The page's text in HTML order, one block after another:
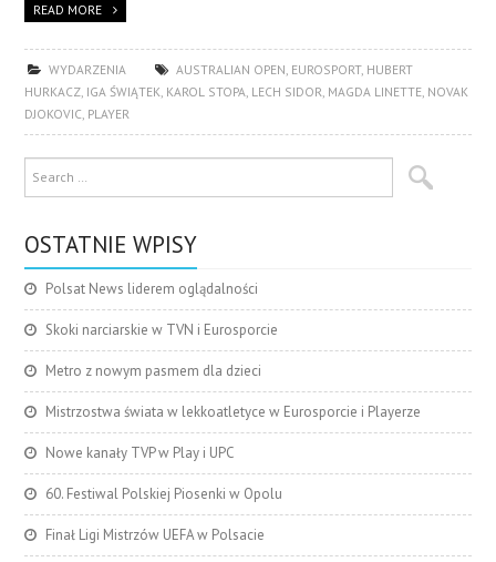
READ MORE
WYDARZENIA AUSTRALIAN OPEN, EUROSPORT, HUBERT
HURKACZ, IGA ŚWIĄTEK, KAROL STOPA, LECH SIDOR, MAGDA LINETTE, NOVAK
DJOKOVIC, PLAYER
OSTATNIE WPISY
Polsat News liderem oglądalności
Skoki narciarskie w TVN i Eurosporcie
Metro z nowym pasmem dla dzieci
Mistrzostwa świata w lekkoatletyce w Eurosporcie i Playerze
Nowe kanały TVP w Play i UPC
60. Festiwal Polskiej Piosenki w Opolu
Finał Ligi Mistrzów UEFA w Polsacie